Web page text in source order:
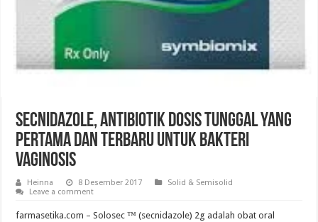
Secnidazole, Antibiotik Dosis Tunggal yang
Pertama dan Terbaru untuk Bakteri
Vaginosis
Heinna 8 Desember 2017
Solid & Semisolid
Leave a comment
farmasetika.com – Solosec ™ (secnidazole) 2g adalah obat oral